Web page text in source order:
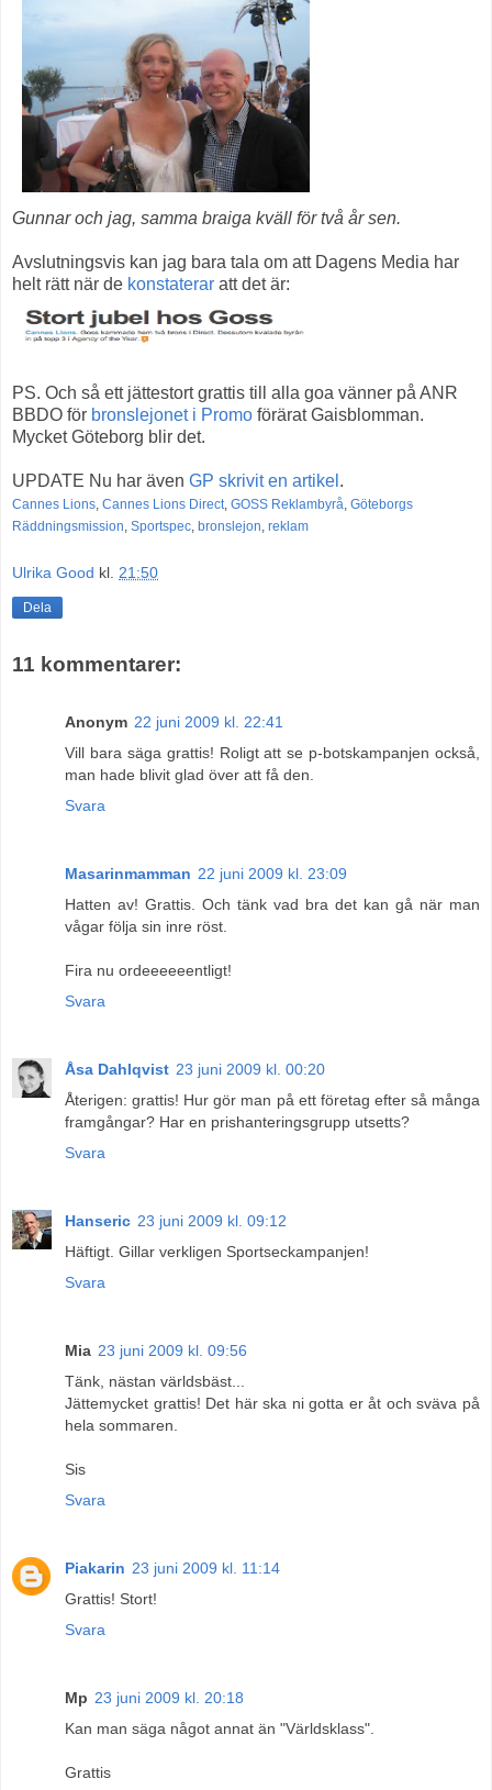
Gunnar och jag, samma braiga kväll för två år sen.
Avslutningsvis kan jag bara tala om att Dagens Media har
helt rätt när de konstaterar att det är:
PS. Och så ett jättestort grattis till alla goa vänner på ANR
BBDO för bronslejonet i Promo förärat Gaisblomman.
Mycket Göteborg blir det.
UPDATE Nu har även GP skrivit en artikel .
Cannes Lions, Cannes Lions Direct, GOSS Reklambyrå, Göteborgs
Räddningsmission, Sportspec, bronslejon, reklam
Ulrika Good kl. 21:50
Dela
11 kommentarer:
Anonym 22 juni 2009 kl. 22:41
Vill bara säga grattis! Roligt att se p-botskampanjen också,
man hade blivit glad över att få den.
Svara
Masarinmamman 22 juni 2009 kl. 23:09
Hatten av! Grattis. Och tänk vad bra det kan gå när man
vågar följa sin inre röst.
Fira nu ordeeeeeentligt!
Svara
Åsa Dahlqvist 23 juni 2009 kl. 00:20
Återigen: grattis! Hur gör man på ett företag efter så många
framgångar? Har en prishanteringsgrupp utsetts?
Svara
Hanseric 23 juni 2009 kl. 09:12
Häftigt. Gillar verkligen Sportseckampanjen!
Svara
Mia 23 juni 2009 kl. 09:56
Tänk, nästan världsbäst...
Jättemycket grattis! Det här ska ni gotta er åt och sväva på
hela sommaren.
Sis
Svara
Piakarin 23 juni 2009 kl. 11:14
Grattis! Stort!
Svara
Mp 23 juni 2009 kl. 20:18
Kan man säga något annat än "Världsklass".
Grattis